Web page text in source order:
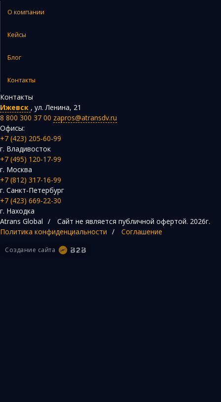
О компании
Кейсы
Блог
Контакты
Контакты
Ижевск , ул. Ленина, 21
8 800 300 37 00 zapros@atransdv.ru
Офисы:
+7 (423) 205-60-99
г. Владивосток
+7 (495) 120-17-99
г. Москва
+7 (812) 317-16-99
г. Санкт-Петербург
+7 (423) 669-22-30
г. Находка
Atrans Global / Сайт не является публичной офертой. 2026г.
Политика конфиденциальности / Соглашение
Создание сайта